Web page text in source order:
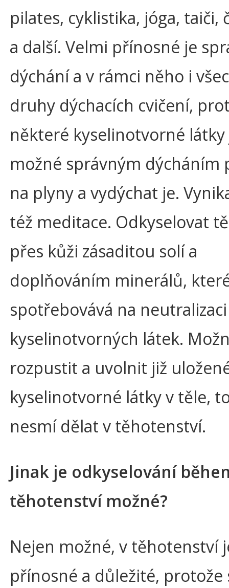
pilates, cyklistika, jóga, taiči,
a další. Velmi přínosné je
dýchání a v rámci něho i
druhy dýchacích cvičení,
některé kyselinotvorné látky
možné správným dýcháním
na plyny a vydýchat je.
též meditace. Odkyselovat
přes kůži zásaditou solí a
doplňováním minerálů,
spotřebovává na neutralizaci
kyselinotvorných látek.
rozpustit a uvolnit již
kyselinotvorné látky v těle,
nesmí dělat v těhotenství.
Jinak je odkyselování
těhotenství možné?
Nejen možné, v těhotenství
přínosné a důležité, protože